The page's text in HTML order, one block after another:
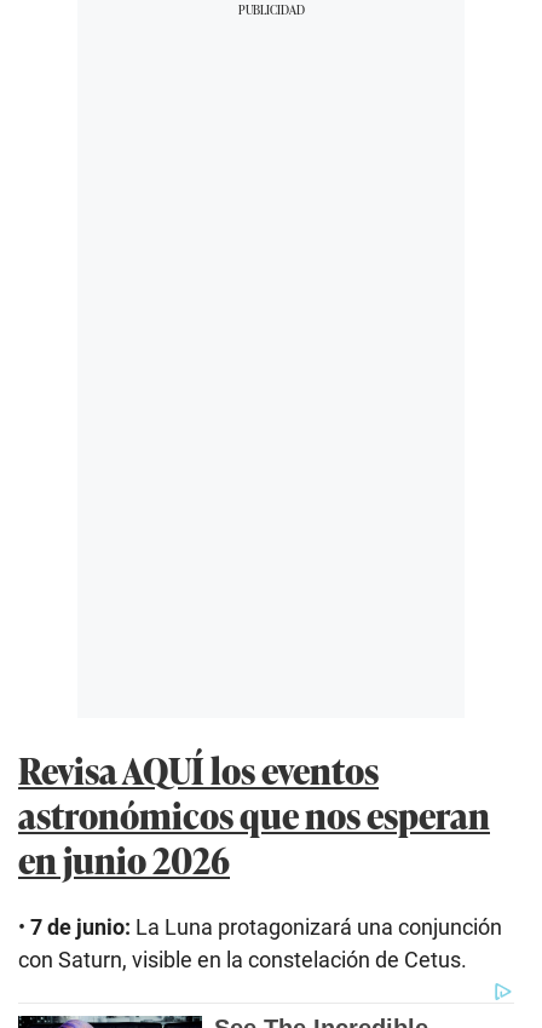
Revisa AQUÍ los eventos
astronómicos que nos esperan
en junio 2026
• 7 de junio: La Luna protagonizará una conjunción
con Saturn, visible en la constelación de Cetus.